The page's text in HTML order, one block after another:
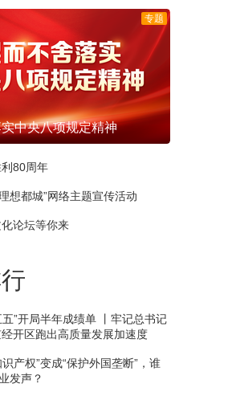
专题
中央八项规定精神
80周年
想都城”网络主题宣传活动
论坛等你来
五”开局半年成绩单 丨牢记总书记
开区跑出高质量发展加速度
识产权”变成“保护外国垄断”，谁
发声？